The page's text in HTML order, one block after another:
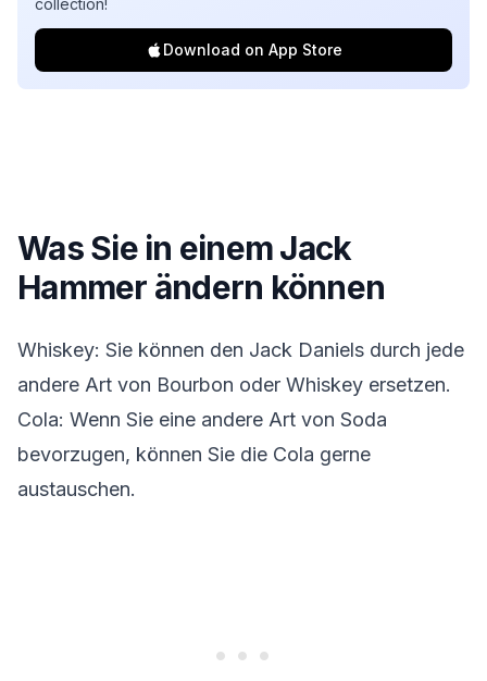
collection!
Download on App Store
Was Sie in einemJack
Hammer ändern können
Whiskey: Sie können den Jack Daniels durch jede
andere Art von Bourbon oder Whiskey ersetzen.
Cola: Wenn Sie eine andere Art von Soda
bevorzugen, können Sie die Cola gerne
austauschen.